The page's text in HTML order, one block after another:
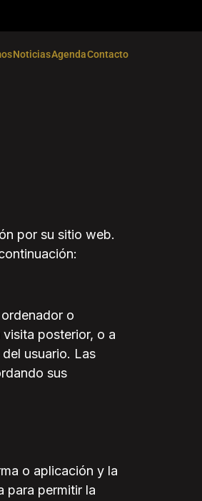
NoticiasAgendaContacto
por su sitio web.
o
posterior, o a
usuario. Las
sus
o aplicación y la
para permitir la